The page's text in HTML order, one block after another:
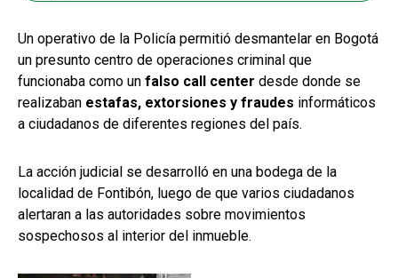
Un operativo de la Policía permitió desmantelar en Bogotá
un presunto centro de operaciones criminal que
funcionaba como un falso call center desde donde se
realizaban estafas, extorsiones y fraudes informáticos
a ciudadanos de diferentes regiones del país.
La acción judicial se desarrolló en una bodega de la
localidad de Fontibón, luego de que varios ciudadanos
alertaran a las autoridades sobre movimientos
sospechosos al interior del inmueble.